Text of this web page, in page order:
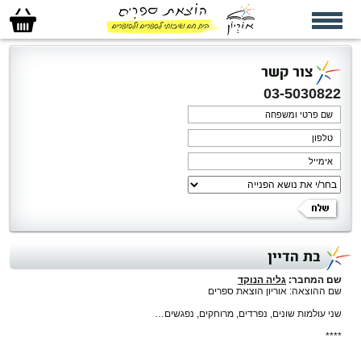
סל
הקניות
שלי
צור קשר
03-5030822
בת הדיין
שם המחבר: גליה הנוקד
שם ההוצאה: אוריון הוצאת ספרים
שני עולמות שונים, נפרדים, מרוחקים, נפגשים…
****